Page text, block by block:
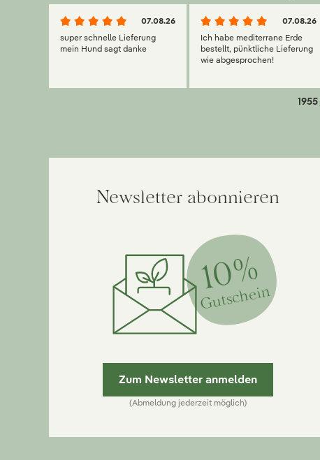
07.08.26
super schnelle Lieferung
mein Hund sagt danke
07.08.26
Ich habe mediterrane Erde
bestellt, pünktliche Lieferung
wie abgesprochen!
1955
Newsletter abonnieren
10%
Gutschein
Zum Newsletter anmelden
(Abmeldung jederzeit möglich)